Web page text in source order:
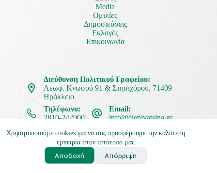
Χρησιμοποιούμε cookies για να σας προσφέρουμε την καλύτερη
εμπειρία στον ιστότοπό μας
Αποδοχή Απόρριψη
Media
Ομιλίες
Δημοσιεύσεις
Εκλογές
Επικοινωνία
Διεύθυνση Πολιτικού Γραφείου:
Λεωφ. Κνωσού 91 & Στησιχόρου, 71409
Ηράκλειο
Τηλέφωνο:
2810-242900
Email:
info@elenivatsina.gr
Ελένη Βατσινά Copyright © 2026